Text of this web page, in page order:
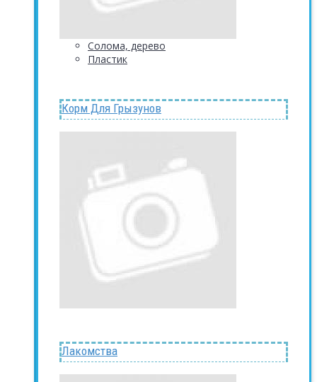
Солома, дерево
Пластик
Корм Для Грызунов
Лакомства